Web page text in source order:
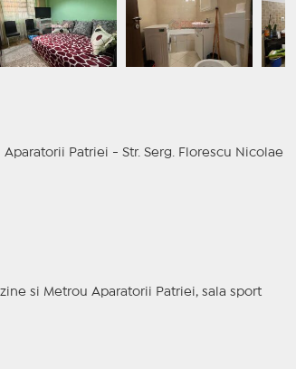
Patriei - Str. Serg. Florescu Nicolae
si Metrou Aparatorii Patriei, sala sport